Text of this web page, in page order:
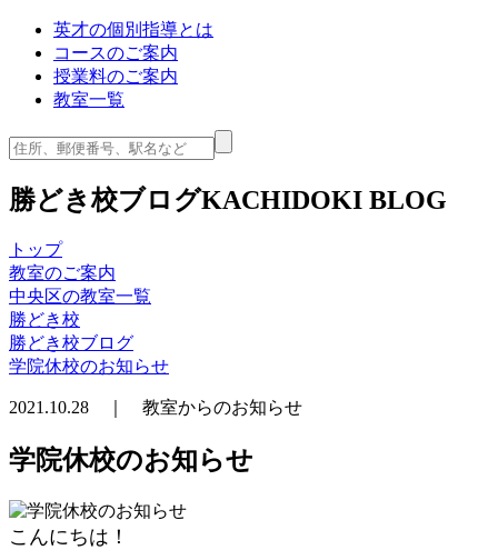
英才の個別指導とは
コースのご案内
授業料のご案内
教室一覧
勝どき校ブログKACHIDOKI BLOG
トップ
教室のご案内
中央区の教室一覧
勝どき校
勝どき校ブログ
学院休校のお知らせ
2021.10.28 ｜ 教室からのお知らせ
学院休校のお知らせ
こんにちは！